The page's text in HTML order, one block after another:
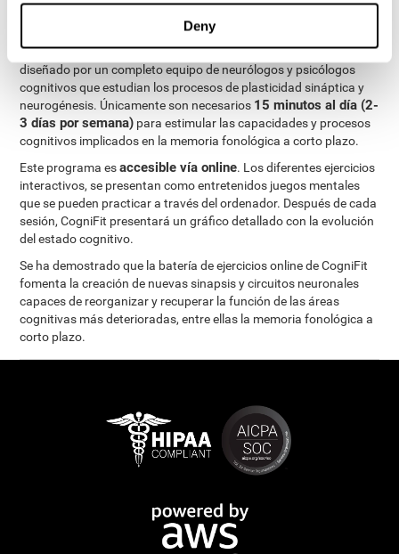
Deny
completo régimen deejercicios cognitivos personalizados
para mejorar la memoria fonológica a corto plazo
El Programa de Evaluacion Neuropsicológica de CogniFit ha sido
diseñado por un completo equipo de neurólogos y psicólogos
cognitivos que estudian los procesos de plasticidad sináptica y
neurogénesis. Únicamente son necesarios 15 minutos al día (2-
3 días por semana) para estimular las capacidades y procesos
cognitivos implicados en la memoria fonológica a corto plazo.
Este programa esaccesible vía online. Los diferentes ejercicios
interactivos, se presentan como entretenidos juegos mentales
que se pueden practicar a través del ordenador. Después de cada
sesión, CogniFit presentará un gráfico detallado con la evolución
del estado cognitivo.
Se ha demostrado que la batería de ejercicios online de CogniFit
fomenta la creación de nuevas sinapsis y circuitos neuronales
capaces de reorganizar y recuperar la función de las áreas
cognitivas más deterioradas, entre ellas la memoria fonológica a
corto plazo.